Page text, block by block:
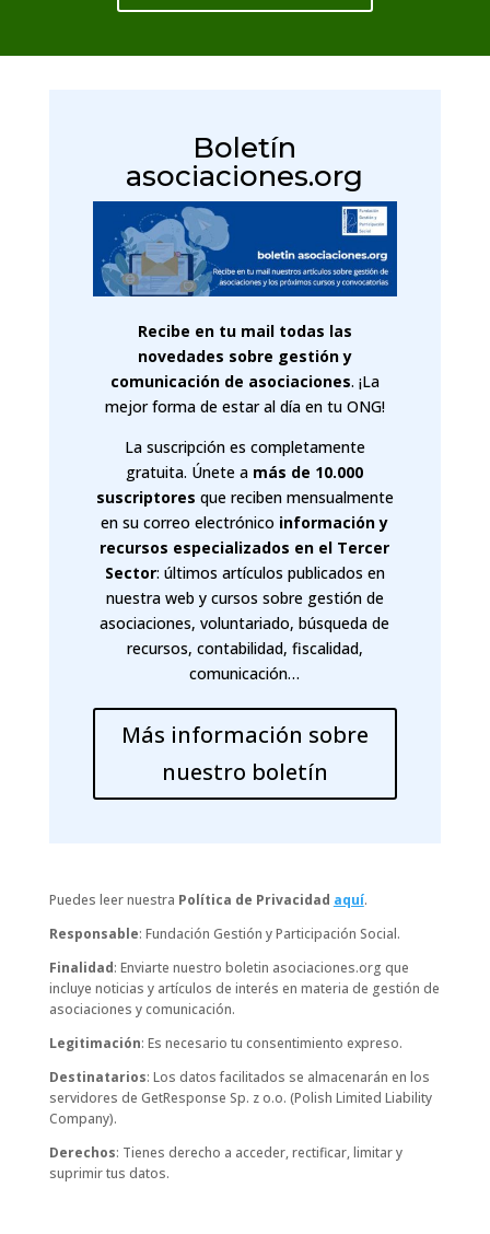
Boletín
asociaciones.org
Recibe en tu mail todas las
novedades sobre gestión y
comunicación de asociaciones. ¡La
mejor forma de estar al día en tu ONG!
La suscripción es completamente
gratuita. Únete a más de 10.000
suscriptores que reciben mensualmente
en su correo electrónico información y
recursos especializados en el Tercer
Sector: últimos artículos publicados en
nuestra web y cursos sobre gestión de
asociaciones, voluntariado, búsqueda de
recursos, contabilidad, fiscalidad,
comunicación…
Más información sobre
nuestro boletín
Puedes leer nuestra Política de Privacidad aquí.
Responsable: Fundación Gestión y Participación Social.
Finalidad: Enviarte nuestro boletin asociaciones.org que
incluye noticias y artículos de interés en materia de gestión de
asociaciones y comunicación.
Legitimación: Es necesario tu consentimiento expreso.
Destinatarios: Los datos facilitados se almacenarán en los
servidores de GetResponse Sp. z o.o. (Polish Limited Liability
Company).
Derechos: Tienes derecho a acceder, rectificar, limitar y
suprimir tus datos.